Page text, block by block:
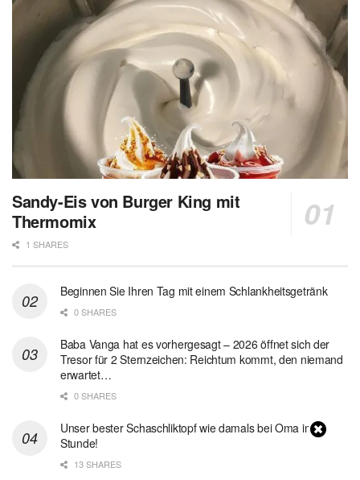
Sandy-Eis von Burger King mit
Thermomix
1 SHARES
Beginnen Sie Ihren Tag mit einem Schlankheitsgetränk
0 SHARES
Baba Vanga hat es vorhergesagt – 2026 öffnet sich der
Tresor für 2 Sternzeichen: Reichtum kommt, den niemand
erwartet…
0 SHARES
Unser bester Schaschliktopf wie damals bei Oma in 1
Stunde!
13 SHARES